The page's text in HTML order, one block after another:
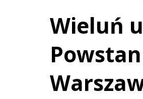
Wieluń